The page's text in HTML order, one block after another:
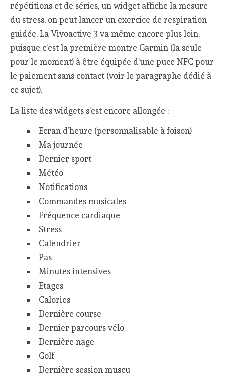
répétitions et de séries, un widget affiche la mesure
du stress, on peut lancer un exercice de respiration
guidée. La Vivoactive 3 va même encore plus loin,
puisque c’est la première montre Garmin (la seule
pour le moment) à être équipée d’une puce NFC pour
le paiement sans contact (voir le paragraphe dédié à
ce sujet).
La liste des widgets s’est encore allongée :
Ecran d’heure (personnalisable à foison)
Ma journée
Dernier sport
Météo
Notifications
Commandes musicales
Fréquence cardiaque
Stress
Calendrier
Pas
Minutes intensives
Etages
Calories
Dernière course
Dernier parcours vélo
Dernière nage
Golf
Dernière session muscu